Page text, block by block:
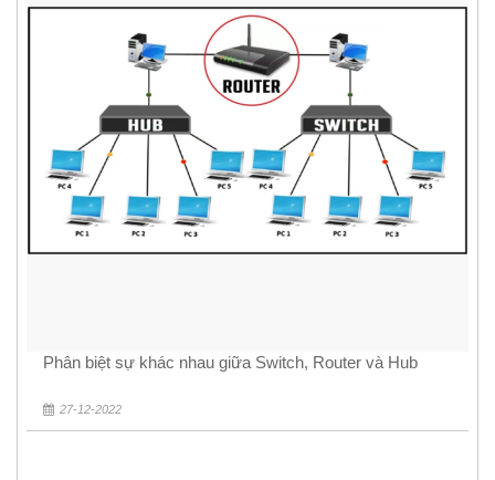
Phân biệt sự khác nhau giữa Switch, Router và Hub
27-12-2022